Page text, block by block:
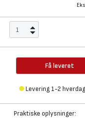
Få leveret
Levering 1-2
Praktiske oplysninger: